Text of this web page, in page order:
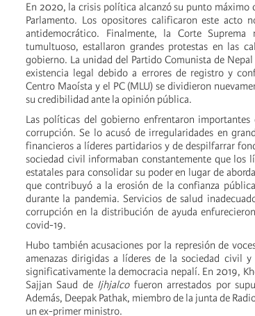
En 2020, la crisis política alcanzó su punto
Parlamento. Los opositores calificaron este acto
antidemocrático. Finalmente, la Corte
tumultuoso, estallaron grandes protestas en las
gobierno. La unidad del Partido Comunista de
existencia legal debido a errores de registro y
Centro Maoísta y el PC (MLU) se dividieron
su credibilidad ante la opinión pública.
Las políticas del gobierno enfrentaron
corrupción. Se lo acusó de irregularidades en
financieros a líderes partidarios y de despilfarrar
sociedad civil informaban constantemente que los
estatales para consolidar su poder en lugar de
que contribuyó a la erosión de la confianza
durante la pandemia. Servicios de salud
corrupción en la distribución de ayuda
covid-19.
Hubo también acusaciones por la represión de
amenazas dirigidas a líderes de la sociedad civil
significativamente la democracia nepalí. En 2019,
Sajjan Saud de Ijhjalcofueron arrestados por
Además, Deepak Pathak, miembro de la junta de
un ex-primer ministro.